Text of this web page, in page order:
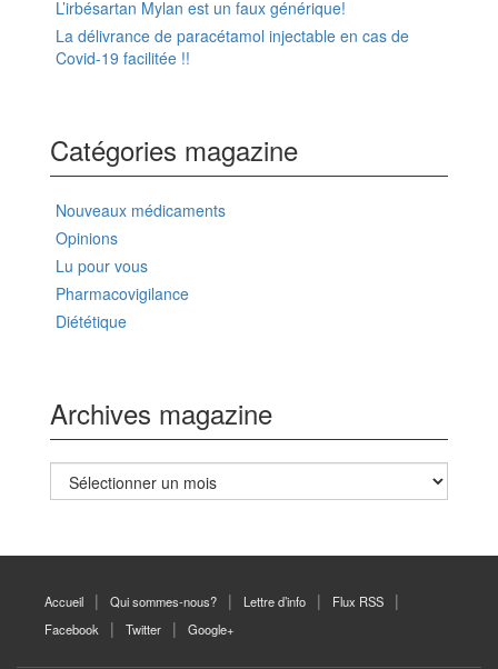
L’irbésartan Mylan est un faux générique!
La délivrance de paracétamol injectable en cas de
Covid-19 facilitée !!
Catégories magazine
Nouveaux médicaments
Opinions
Lu pour vous
Pharmacovigilance
Diététique
Archives magazine
Archives
magazine
Accueil Qui sommes-nous? Lettre d’info
Flux RSS
Facebook
Twitter Google+